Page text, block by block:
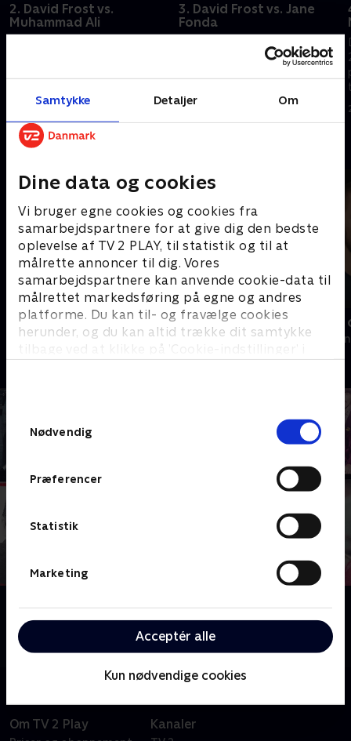
Samtykke Detaljer Om
Dine data og cookies
Vi bruger egne cookies og cookies fra
samarbejdspartnere for at give dig den bedste
oplevelse af TV 2 PLAY, til statistik og til at
målrette annoncer til dig. Vores
samarbejdspartnere kan anvende cookie-data til
målrettet markedsføring på egne og andres
platforme. Du kan til- og fravælge cookies
herunder, og du kan altid trække dit samtykke
tilbage ved at klikke på ’Cookie-indstillinger’ i
Nødvendig
Præferencer
Statistik
Marketing
Acceptér alle
Kun nødvendige cookies
2. David Frost vs.
Muhammad Ali
20. april 2025 • 45 min
3. David Frost vs. Jane
Fonda
tidspunkt, hvor hun er blandt
mod Vietnamkrigen og Richard
20. april 2025 • 47 min
Andre så også
Danish Dynamite i USA
Dokumentar • 1 sæsoner
Sverri - den
2024 •
Epokegørende interviews udført af den legendariske
tv-vært.
Om TV 2 Play Kanaler